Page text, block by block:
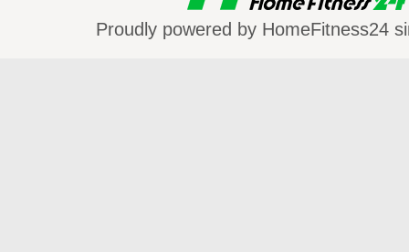
パワーヨガのダイジェスト動画はこちら
Proudly powered by HomeFitness24